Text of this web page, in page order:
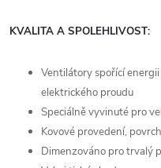
KVALITA A SPOLEHLIVOST:
Ventilátory spořící
elektrického proudu
Speciálně vyvinuté pro
Kovové provedení,
Dimenzováno pro trvalý